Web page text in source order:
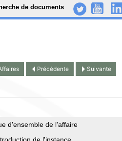
de documents
. - ..
Précédente Suivante
d'ensemble de l'affaire